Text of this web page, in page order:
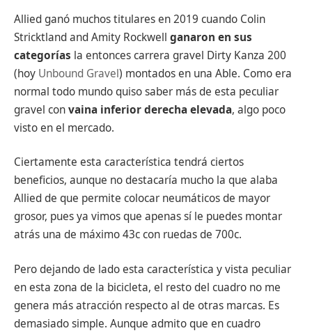
Allied ganó muchos titulares en 2019 cuando Colin
Stricktland and Amity Rockwell ganaron en sus
categorías la entonces carrera gravel Dirty Kanza 200
(hoy Unbound Gravel) montados en una Able. Como era
normal todo mundo quiso saber más de esta peculiar
gravel convaina inferior derecha elevada, algo poco
visto en el mercado.
Ciertamente esta característica tendrá ciertos
beneficios, aunque no destacaría mucho la que alaba
Allied de que permite colocar neumáticos de mayor
grosor, pues ya vimos que apenas sí le puedes montar
atrás una de máximo 43c con ruedas de 700c.
Pero dejando de lado esta característica y vista peculiar
en esta zona de la bicicleta, el resto del cuadro no me
genera más atracción respecto al de otras marcas. Es
demasiado simple. Aunque admito que en cuadro